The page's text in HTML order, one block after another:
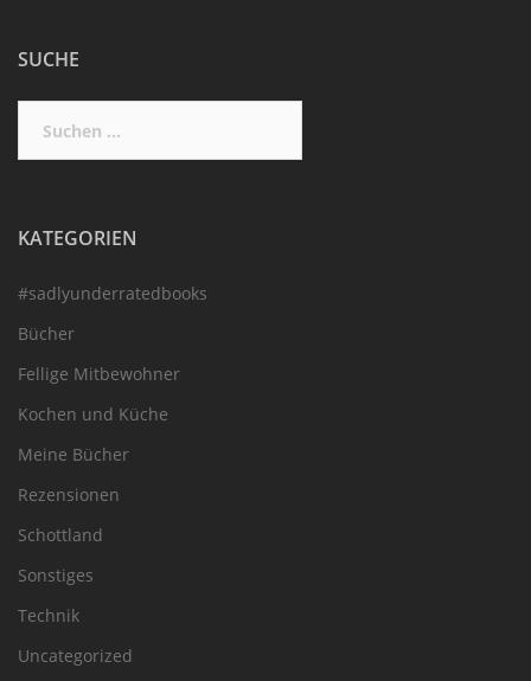
SUCHE
nach:
KATEGORIEN
#sadlyunderratedbooks
Bücher
Fellige Mitbewohner
Kochen und Küche
Meine Bücher
Rezensionen
Schottland
Sonstiges
Technik
Uncategorized